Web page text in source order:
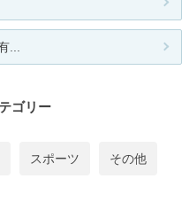
...
ゴリー
スポーツ その他